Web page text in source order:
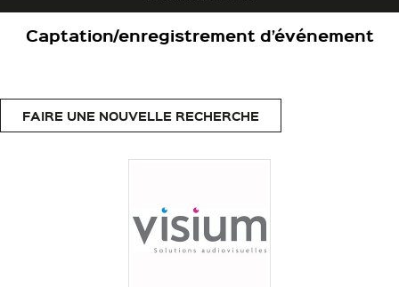
Captation/enregistrement d’événement
FAIRE UNE NOUVELLE RECHERCHE